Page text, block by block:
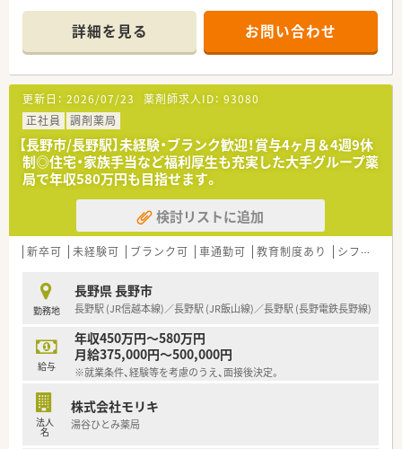
■2015年には大手医薬品企業の参加に入り、さらなる飛躍を目
指している活気ある企業です。
■グループとしての全体研修があり、スキルアップができる環境
です。
■パート薬剤師さんの募集です。勤務曜日や時間帯などお気軽
にご相談ください。
■地域のかかりつけ薬局として、アットホームな雰囲気の中でご
勤務頂けます。
詳細を見る お問い合わせ
更新日： 2026/07/23 薬剤師求人ID： 93080
正社員
調剤薬局
【長野市/長野駅】未経験・ブランク歓迎！賞与4ヶ月＆4週9休
制◎住宅・家族手当など福利厚生も充実した大手グループ薬
局で年収580万円も目指せます。
検討リストに追加
新卒可 未経験可 ブランク可 車通勤可 教育制度あり シフト制
勤務地
長野県 長野市
長野駅 (JR信越本線)／長野駅 (JR飯山線)／長野駅 (長野電鉄長野線)
給与
年収450万円～580万円
月給375,000円～500,000円
※就業条件、経験等を考慮のうえ、面接後決定。
法人
名
株式会社モリキ
湯谷ひとみ薬局